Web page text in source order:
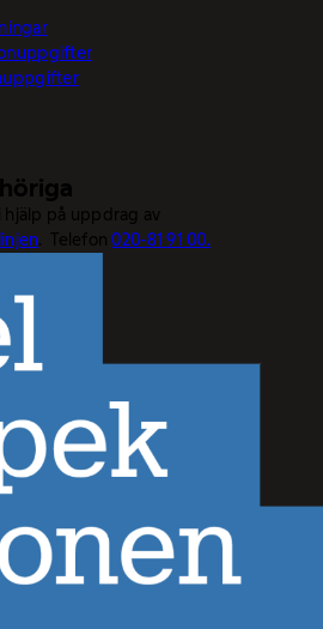
på uppdrag av
. Telefon020-81 91 00.